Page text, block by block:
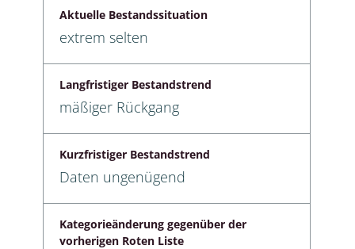
Aktuelle Bestandssituation
extrem selten
Langfristiger Bestandstrend
mäßiger Rückgang
Kurzfristiger Bestandstrend
Daten ungenügend
Kategorieänderung gegenüber der
vorherigen Roten Liste